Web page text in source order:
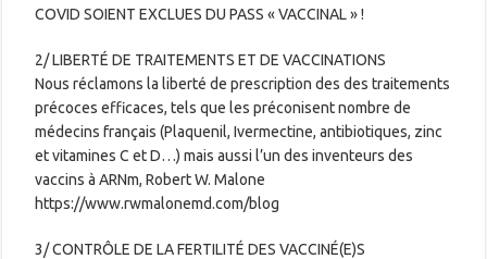
COVID SOIENT EXCLUES DU PASS « VACCINAL » !
2/ LIBERTÉ DE TRAITEMENTS ET DE VACCINATIONS
Nous réclamons la liberté de prescription des des traitements
précoces efficaces, tels que les préconisent nombre de
médecins français (Plaquenil, Ivermectine, antibiotiques, zinc
et vitamines C et D…) mais aussi l’un des inventeurs des
vaccins à ARNm, Robert W. Malone
https://www.rwmalonemd.com/blog
3/ CONTRÔLE DE LA FERTILITÉ DES VACCINÉ(E)S